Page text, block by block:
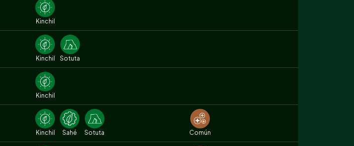
Kinchil
Kinchil Sotuta
Kinchil
Kinchil Sahé Sotuta Común